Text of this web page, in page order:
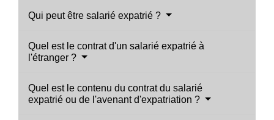
Qui peut être salarié expatrié ?
Quel est le contrat d'un salarié expatrié à
l'étranger ?
Quel est le contenu du contrat du salarié
expatrié ou de l'avenant d'expatriation ?